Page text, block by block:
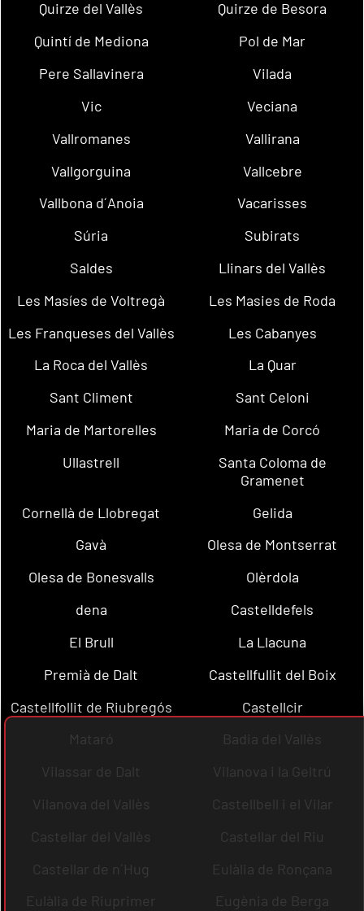
Quirze del Vallès
Quirze de Besora
Quintí de Mediona
Pol de Mar
Pere Sallavinera
Vilada
Vic
Veciana
Vallromanes
Vallirana
Vallgorguina
Vallcebre
Vallbona d´Anoia
Vacarisses
Súria
Subirats
Saldes
Llinars del Vallès
Les Masíes de Voltregà
Les Masies de Roda
Les Franqueses del Vallès
Les Cabanyes
La Roca del Vallès
La Quar
Sant Climent
Sant Celoni
Maria de Martorelles
Maria de Corcó
Ullastrell
Santa Coloma de
Gramenet
Cornellà de Llobregat
Gelida
Gavà
Olesa de Montserrat
Olesa de Bonesvalls
Olèrdola
dena
Castelldefels
El Brull
La Llacuna
Premià de Dalt
Castellfullit del Boix
Castellfollit de Riubregós
Castellcir
Mataró
Badia del Vallès
Vilassar de Dalt
Vilanova i la Geltrú
Vilanova del Vallès
Castellbell i el Vilar
Castellar del Vallès
Castellar del Riu
Castellar de n´Hug
Eulàlia de Ronçana
Eulàlia de Riuprimer
Eugènia de Berga